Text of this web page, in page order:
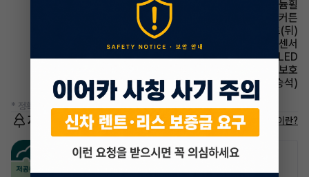
휠타이어 알루미늄휠
에어백 커튼
시트 열선시트(뒤)
주차보조 후방감지센서
헤드램프 LED
에어백 무릎보호
시트 전동시트(동승석)
* 정확한 정보는 판매자와 반드시 확인하시기 바랍니다.
저공해차량 정보 저공해차량이란?
공항주차장 공영주차장